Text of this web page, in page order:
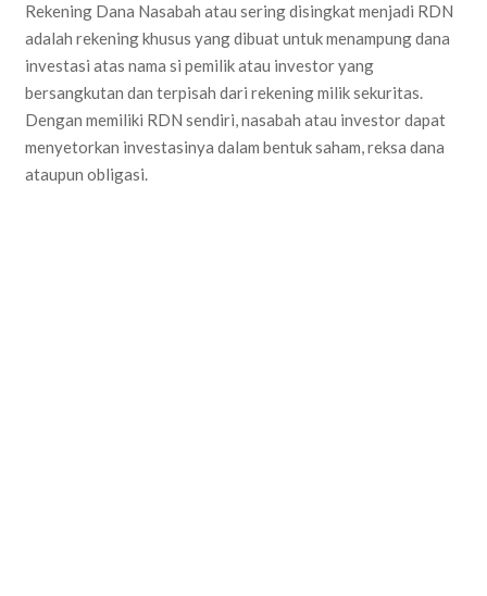
Rekening Dana Nasabah atau sering disingkat menjadi RDN
adalah rekening khusus yang dibuat untuk menampung dana
investasi atas nama si pemilik atau investor yang
bersangkutan dan terpisah dari rekening milik sekuritas.
Dengan memiliki RDN sendiri, nasabah atau investor dapat
menyetorkan investasinya dalam bentuk saham, reksa dana
ataupun obligasi.